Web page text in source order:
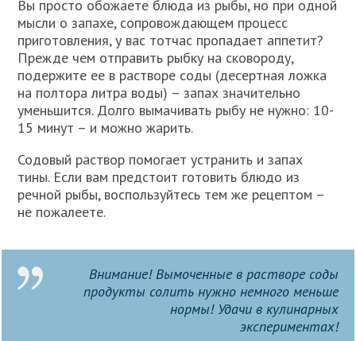
Вы просто обожаете блюда из рыбы, но при одной
мысли о запахе, сопровождающем процесс
приготовления, у вас тотчас пропадает аппетит?
Прежде чем отправить рыбку на сковороду,
подержите ее в растворе соды (десертная ложка
на полтора литра воды) – запах значительно
уменьшится. Долго вымачивать рыбу не нужно: 10-
15 минут – и можно жарить.
Содовый раствор помогает устранить и запах
тины. Если вам предстоит готовить блюдо из
речной рыбы, воспользуйтесь тем же рецептом –
не пожалеете.
Внимание! Вымоченные в растворе соды
продукты солить нужно немного меньше
нормы! Удачи в кулинарных
экспериментах!